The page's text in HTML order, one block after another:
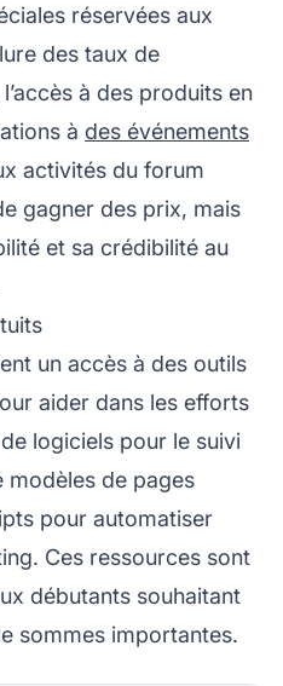
réservées aux
des taux de
à des produits en
à des événements
activités du forum
gagner des prix, mais
et sa crédibilité au
un accès à des outils
aider dans les efforts
logiciels pour le suivi
modèles de pages
pour automatiser
Ces ressources sont
débutants souhaitant
sommes importantes.